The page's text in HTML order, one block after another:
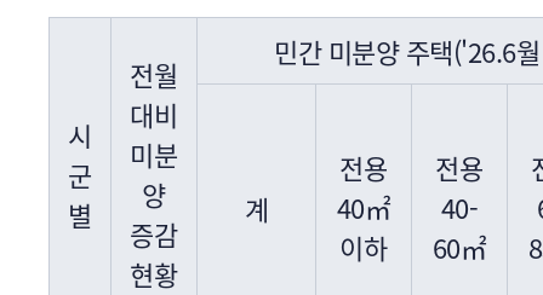
시
군
별
전월
대비
미분
양
증감
현황
민간 미분양 주택('26.6
계
전용
40㎡
이하
전용
40-
60㎡